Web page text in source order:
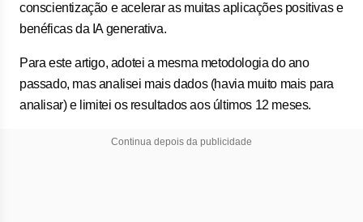
conscientização e acelerar as muitas aplicações positivas e
benéficas da IA generativa.
Para este artigo, adotei a mesma metodologia do ano
passado, mas analisei mais dados (havia muito mais para
analisar) e limitei os resultados aos últimos 12 meses.
Continua depois da publicidade